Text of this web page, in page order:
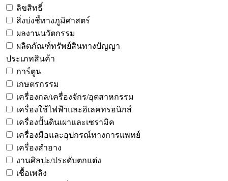
ลิขสิทธิ์
สิ่งบ่งชี้ทางภูมิศาสตร์
ผลงานนวัตกรรม
ผลิตภัณฑ์ทรัพย์สินทางปัญญา
ประเภทสินค้า
การ์ตูน
เกษตรกรรม
เครื่องกล/เครื่องจักร/อุตสาหกรรม
เครื่องใช้ไฟฟ้าและอิเลคทรอนิกส์
เครื่องปั้นดินเผาและเซรามิค
เครื่องมือและอุปกรณ์ทางการแพทย์
เครื่องสำอาง
งานศิลปะ/ประดับตกแต่ง
เชื้อเพลิง